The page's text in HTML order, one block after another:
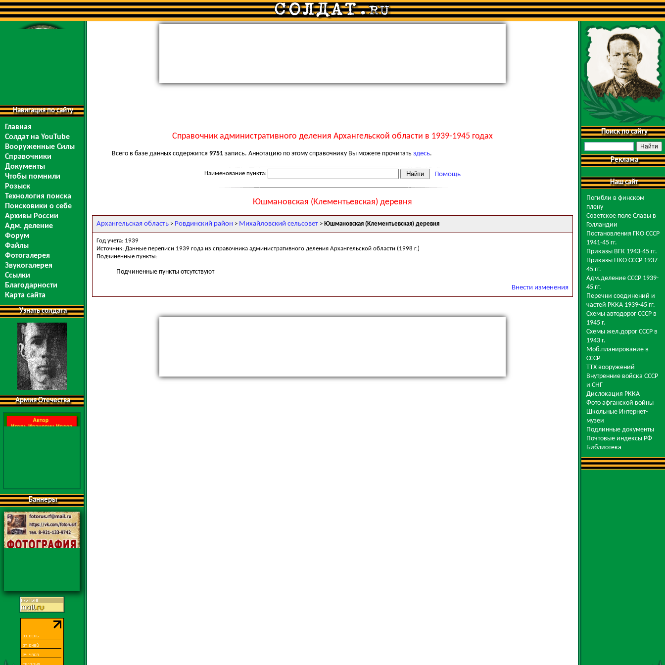
Навигация по сайту
Главная
Солдат на YouTube
Вооруженные Силы
Справочники
Документы
Чтобы помнили
Розыск
Технология поиска
Поисковики о себе
Архивы России
Адм. деление
Форум
Файлы
Фотогалерея
Звукогалерея
Ссылки
Благодарности
Карта сайта
Узнать солдата
Армия Отечества
Баннеры
Справочник административного деления Архангельской области в 1939-1945 годах
Всего в базе данных содержится 9751 запись. Аннотацию по этому справочнику Вы можете прочитать здесь.
Наименование пункта: Помощь
Юшмановская (Клементьевская) деревня
Архангельская область > Ровдинский район > Михайловский сельсовет > Юшмановская (Клементьевская) деревня
Год учета: 1939
Источник: Данные переписи 1939 года из справочника административного деления Архангельской области (1998 г.)
Подчиненные пункты:
Подчиненные пункты отсутствуют
Внести изменения
Поиск по сайту
Реклама
Наш сайт
Погибли в финском
плену
Советское поле Славы в
Голландии
Постановления ГКО СССР
1941-45 гг.
Приказы ВГК 1943-45 гг.
Приказы НКО СССР 1937-
45 гг.
Адм.деление СССР 1939-
45 гг.
Перечни соединений и
частей РККА 1939-45 гг.
Схемы автодорог СССР в
1945 г.
Схемы жел.дорог СССР в
1943 г.
Моб.планирование в
СССР
ТТХ вооружений
Внутренние войска СССР
и СНГ
Дислокация РККА
Фото афганской войны
Школьные Интернет-
музеи
Подлинные документы
Почтовые индексы РФ
Библиотека